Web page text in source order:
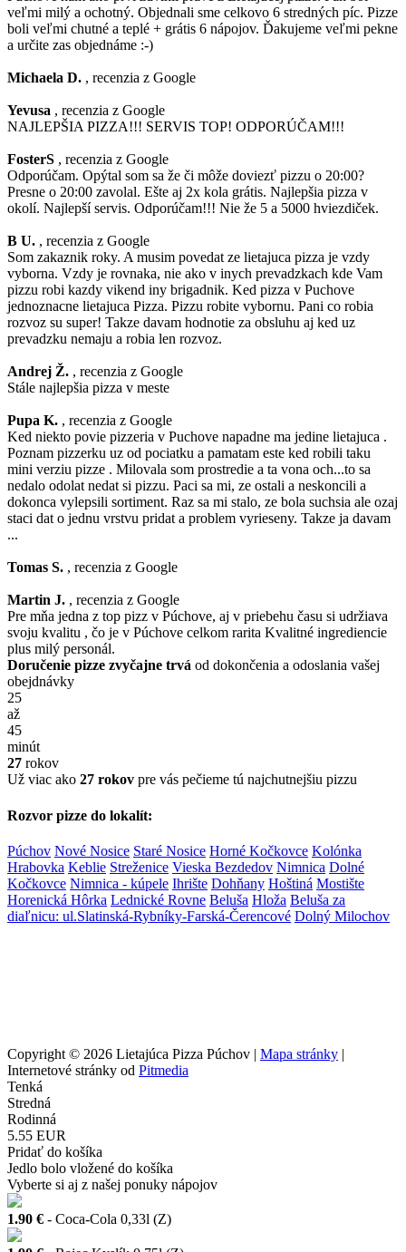
veľmi milý a ochotný. Objednali sme celkovo 6 stredných píc. Pizze
boli veľmi chutné a teplé + grátis 6 nápojov. Ďakujeme veľmi pekne
a určite zas objednáme :-)
Michaela D. , recenzia z Google
Yevusa , recenzia z Google
NAJLEPŠIA PIZZA!!! SERVIS TOP! ODPORÚČAM!!!
FosterS , recenzia z Google
Odporúčam. Opýtal som sa že či môže doviezť pizzu o 20:00?
Presne o 20:00 zavolal. Ešte aj 2x kola grátis. Najlepšia pizza v
okolí. Najlepší servis. Odporúčam!!! Nie že 5 a 5000 hviezdiček.
B U. , recenzia z Google
Som zakaznik roky. A musim povedat ze lietajuca pizza je vzdy
vyborna. Vzdy je rovnaka, nie ako v inych prevadzkach kde Vam
pizzu robi kazdy vikend iny brigadnik. Ked pizza v Puchove
jednoznacne lietajuca Pizza. Pizzu robite vybornu. Pani co robia
rozvoz su super! Takze davam hodnotie za obsluhu aj ked uz
prevadzku nemaju a robia len rozvoz.
Andrej Ž. , recenzia z Google
Stále najlepšia pizza v meste
Pupa K. , recenzia z Google
Ked niekto povie pizzeria v Puchove napadne ma jedine lietajuca .
Poznam pizzerku uz od pociatku a pamatam este ked robili taku
mini verziu pizze . Milovala som prostredie a ta vona och...to sa
nedalo odolat nedat si pizzu. Paci sa mi, ze ostali a neskoncili a
dokonca vylepsili sortiment. Raz sa mi stalo, ze bola suchsia ale ozaj
staci dat o jednu vrstvu pridat a problem vyrieseny. Takze ja davam
...
Tomas S. , recenzia z Google
Martin J. , recenzia z Google
Pre mňa jedna z top pizz v Púchove, aj v priebehu času si udržiava
svoju kvalitu , čo je v Púchove celkom rarita Kvalitné ingrediencie
plus milý personál.
Doručenie pizze zvyčajne trvá od dokončenia a odoslania vašej
obejdnávky
25
až
45
minút
27 rokov
Už viac ako 27 rokov pre vás pečieme tú najchutnejšiu pizzu
Rozvor pizze do lokalít:
Púchov Nové Nosice Staré Nosice Horné Kočkovce Kolónka
Hrabovka Keblie Streženice Vieska Bezdedov Nimnica Dolné
Kočkovce Nimnica - kúpele Ihrište Dohňany Hoštiná Mostište
Horenická Hôrka Lednické Rovne Beluša Hloža Beluša za
diaľnicu: ul.Slatinská-Rybníky-Farská-Čerencové Dolný Milochov
Copyright © 2026 Lietajúca Pizza Púchov | Mapa stránky |
Internetové stránky od Pitmedia
Tenká
Stredná
Rodinná
5.55 EUR
Pridať do košíka
Jedlo bolo vložené do košíka
Vyberte si aj z našej ponuky nápojov
1.90 € - Coca-Cola 0,33l (Z)